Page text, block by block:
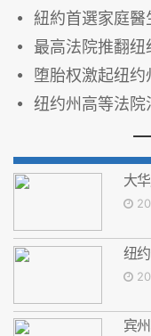
紐約首選家庭醫
最高法院推翻
堕胎权激起纽
纽约州高等法院
大
纽
宾